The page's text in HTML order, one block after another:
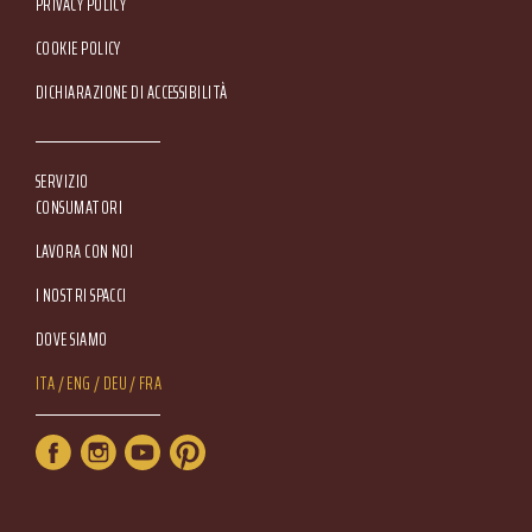
COOKIE POLICY
DICHIARAZIONE DI ACCESSIBILITÀ
SERVIZIO
CONSUMATORI
LAVORA CON NOI
I NOSTRI SPACCI
DOVE SIAMO
Lang Menu
ITA ENG DEU FRA
Service Menu